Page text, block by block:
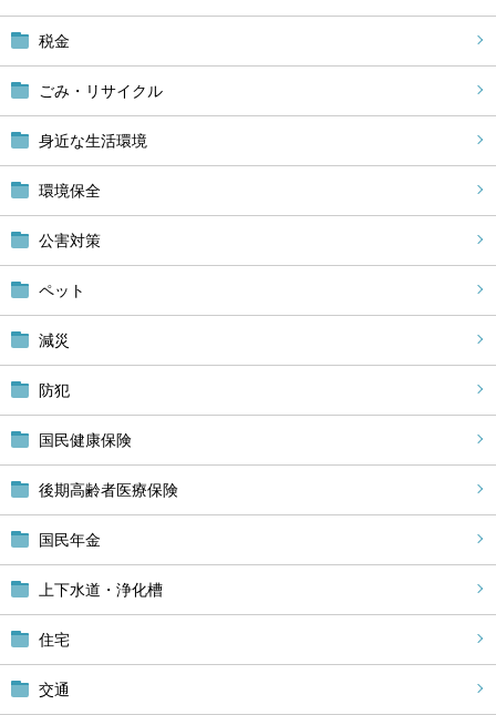
税金
ごみ・リサイクル
身近な生活環境
環境保全
公害対策
ペット
減災
防犯
国民健康保険
後期高齢者医療保険
国民年金
上下水道・浄化槽
住宅
交通